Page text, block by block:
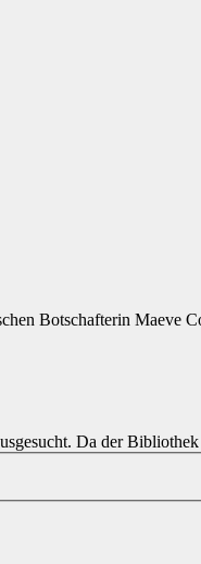
Botschafterin Maeve
Da der